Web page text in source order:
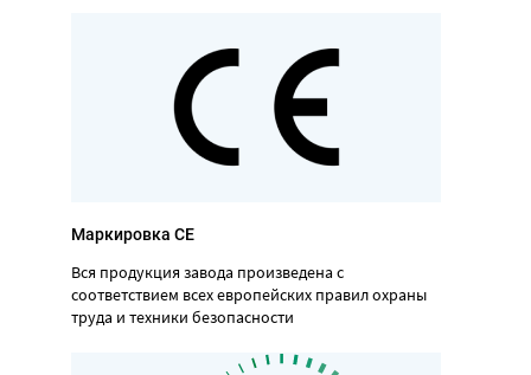
Маркировка CE
Вся продукция завода произведена с
соответствием всех европейских правил охраны
труда и техники безопасности